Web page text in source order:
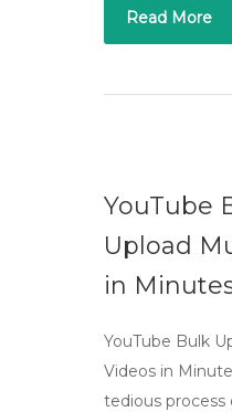
Read More
YouTube
Upload
in
YouTube Bulk
Videos in
tedious process